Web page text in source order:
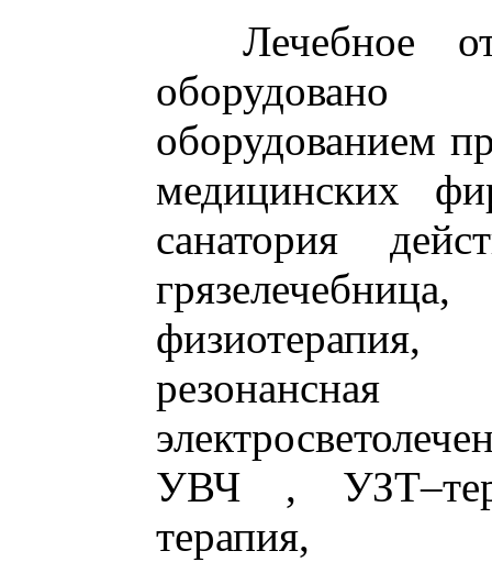
Лечебное
оборудованием
медицинских
санатория
УВЧ ,
терапия,